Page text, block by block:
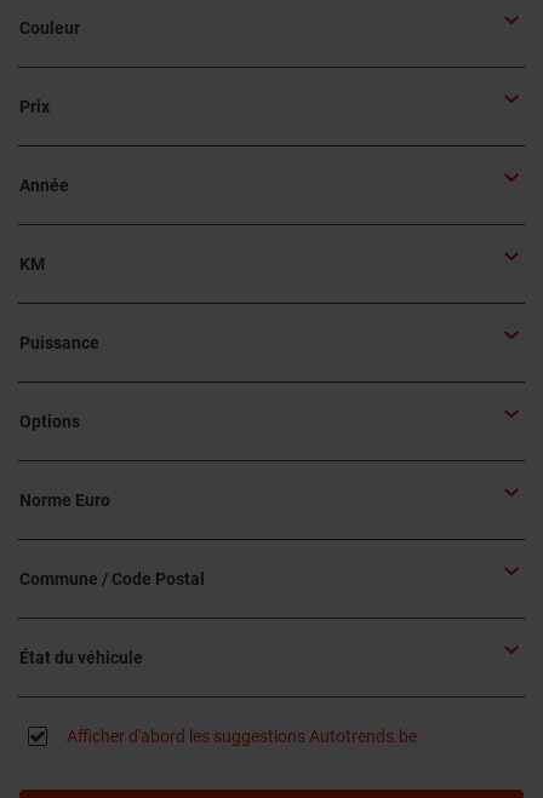
Couleur
Prix
Année
KM
Puissance
Options
Norme Euro
Commune / Code Postal
État du véhicule
Afficher d'abord les suggestions Autotrends.be